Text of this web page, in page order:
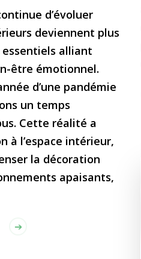
d’évoluer
deviennent plus
alliant
être émotionnel.
d’une pandémie
un temps
Cette réalité a
à l’espace intérieur,
la décoration
apaisants,